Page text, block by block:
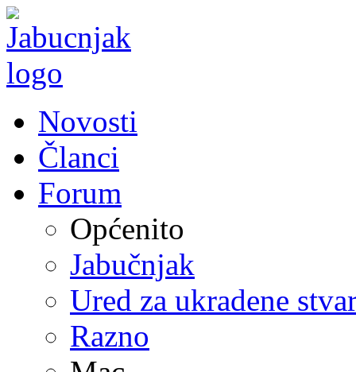
Novosti
Članci
Forum
Općenito
Jabučnjak
Ured za ukradene
Razno